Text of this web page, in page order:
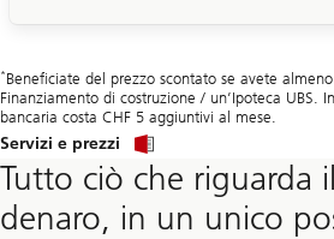
*Beneficiate del prezzo scontato se avete
Finanziamento di costruzione / un’Ipoteca UBS.
bancaria costa CHF 5 aggiuntivi al mese.
Servizi e prezzi
Tutto ciò che riguarda
denaro, in un unico